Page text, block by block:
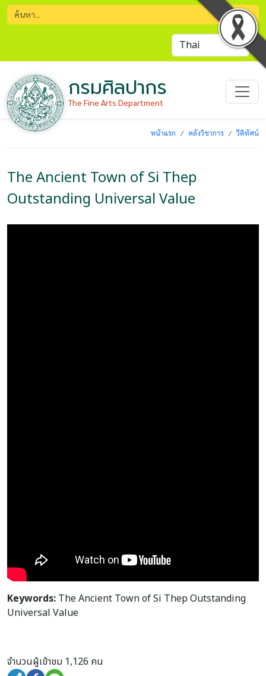
กรมศิลปากร
The Fine Arts Department
หน้าแรก คลังวิชาการ วีดิทัศน์
The Ancient Town of Si Thep
Outstanding Universal Value
Keywords: The Ancient Town of Si Thep Outstanding
Universal Value
จำนวนผู้เข้าชม 1,126 คน